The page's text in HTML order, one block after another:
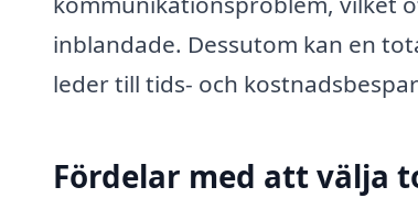
inblandade. Dessutom kan en
leder till tids- och
Fördelar med att välja